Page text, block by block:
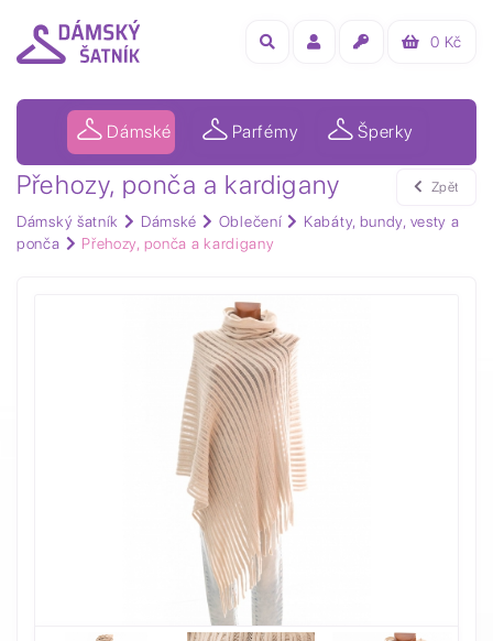
0 Kč
Dámské Parfémy Šperky
Přehozy, ponča a kardigany
Dámský šatník Dámské Oblečení
Kabáty, bundy, vesty a
ponča
Přehozy, ponča a kardigany
Zpět